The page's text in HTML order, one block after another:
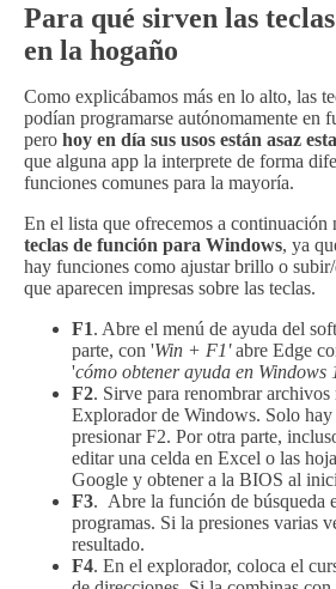
Para qué sirven las
en la hogaño
Como explicábamos más en lo alto, las
podían programarse autónomamente en
pero hoy en día sus usos están asaz
que alguna app la interprete de forma
funciones comunes para la mayoría.
En el lista que ofrecemos a continuación
teclas de función para Windows, ya
hay funciones como ajustar brillo o
que aparecen impresas sobre las teclas.
F1. Abre el menú de ayuda del
parte, con 'Win + F1'abre Edge
'cómo obtener ayuda en Windows
F2. Sirve para renombrar archivos
Explorador de Windows. Solo
presionar F2. Por otra parte,
editar una celda en Excel o las
Google y obtener a la BIOS al
F3. Abre la función de búsqueda
programas. Si la presiones varias
resultado.
F4. En el explorador, coloca el